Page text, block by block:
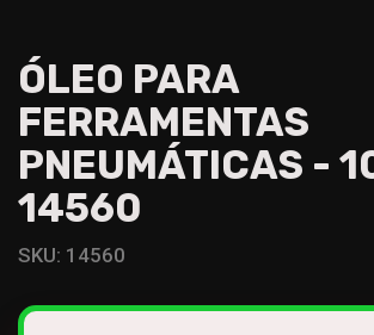
ÓLEO PARA
FERRAMENTAS
PNEUMÁTICAS -
14560
SKU: 14560